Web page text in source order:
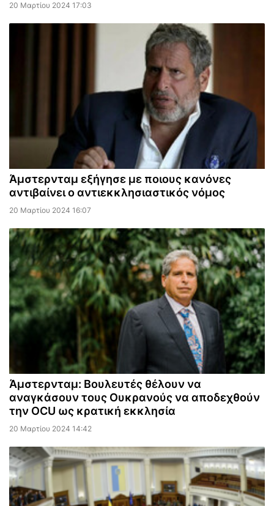
20 Μαρτίου 2024 17:03
Άμστερνταμ εξήγησε με ποιους κανόνες
αντιβαίνει ο αντιεκκλησιαστικός νόμος
20 Μαρτίου 2024 16:07
Άμστερνταμ: Βουλευτές θέλουν να
αναγκάσουν τους Ουκρανούς να αποδεχθούν
την OCU ως κρατική εκκλησία
20 Μαρτίου 2024 14:42